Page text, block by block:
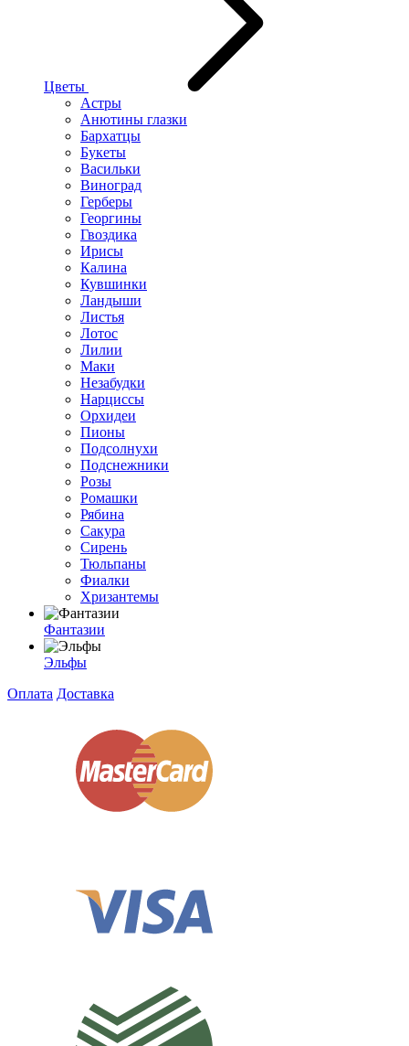
Цветы
Астры
Анютины глазки
Бархатцы
Букеты
Васильки
Виноград
Герберы
Георгины
Гвоздика
Ирисы
Калина
Кувшинки
Ландыши
Листья
Лотос
Лилии
Маки
Незабудки
Нарциссы
Орхидеи
Пионы
Подсолнухи
Подснежники
Розы
Ромашки
Рябина
Сакура
Сирень
Тюльпаны
Фиалки
Хризантемы
Фантазии
Эльфы
Оплата Доставка